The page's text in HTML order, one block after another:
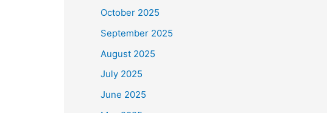
October 2025
September 2025
August 2025
July 2025
June 2025